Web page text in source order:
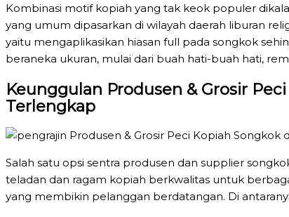
Kombinasi motif kopiah yang tak keok populer
yang umum dipasarkan di wilayah daerah liburan
yaitu mengaplikasikan hiasan full pada songkok
beraneka ukuran, mulai dari buah hati-buah hati,
Keunggulan Produsen & Grosir
Terlengkap
Salah satu opsi sentra produsen dan supplier
teladan dan ragam kopiah berkwalitas untuk
yang membikin pelanggan berdatangan. Di